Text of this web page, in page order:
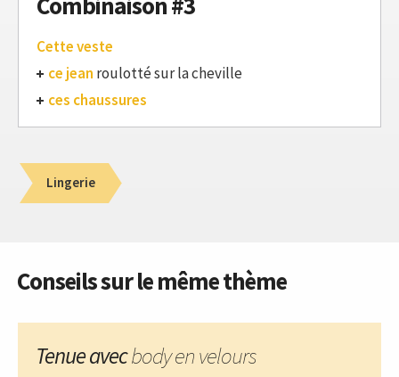
Cette veste
ce jean roulotté sur la cheville
ces chaussures
Lingerie
Conseils sur le même thème
Tenue avecbody en velours